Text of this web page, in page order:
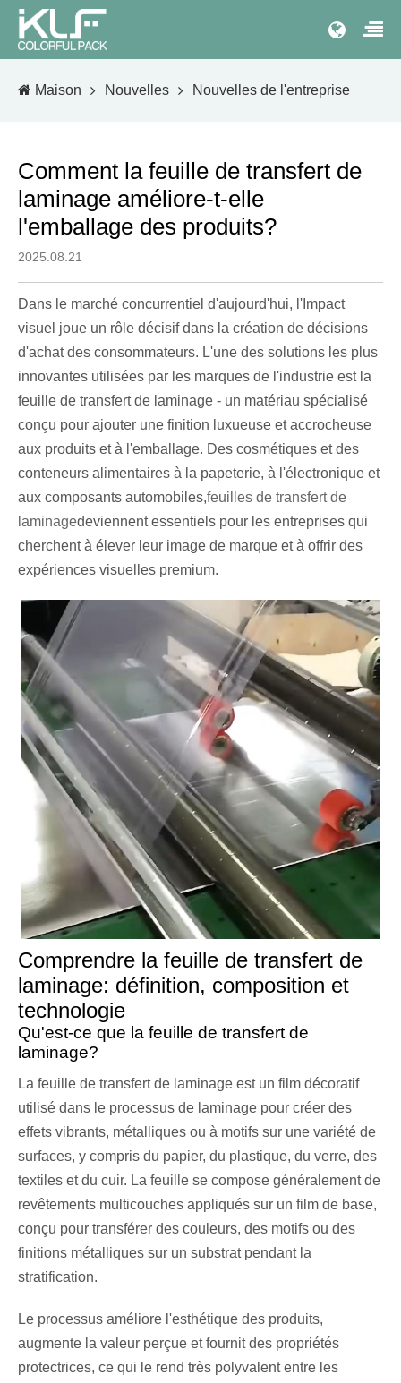
Maison Nouvelles Nouvelles de l'entreprise
Comment la feuille de transfert de
laminage améliore-t-elle
l'emballage des produits?
2025.08.21
Dans le marché concurrentiel d'aujourd'hui, l'Impact
visuel joue un rôle décisif dans la création de décisions
d'achat des consommateurs. L'une des solutions les plus
innovantes utilisées par les marques de l'industrie est la
feuille de transfert de laminage - un matériau spécialisé
conçu pour ajouter une finition luxueuse et accrocheuse
aux produits et à l'emballage. Des cosmétiques et des
conteneurs alimentaires à la papeterie, à l'électronique et
aux composants automobiles,feuilles de transfert de
laminagedeviennent essentiels pour les entreprises qui
cherchent à élever leur image de marque et à offrir des
expériences visuelles premium.
Comprendre la feuille de transfert de
laminage: définition, composition et
technologie
Qu'est-ce que la feuille de transfert de
laminage?
La feuille de transfert de laminage est un film décoratif
utilisé dans le processus de laminage pour créer des
effets vibrants, métalliques ou à motifs sur une variété de
surfaces, y compris du papier, du plastique, du verre, des
textiles et du cuir. La feuille se compose généralement de
revêtements multicouches appliqués sur un film de base,
conçu pour transférer des couleurs, des motifs ou des
finitions métalliques sur un substrat pendant la
stratification.
Le processus améliore l'esthétique des produits,
augmente la valeur perçue et fournit des propriétés
protectrices, ce qui le rend très polyvalent entre les